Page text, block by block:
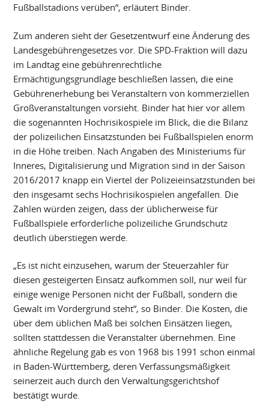
Fußballstadions verüben“, erläutert Binder.
Zum anderen sieht der Gesetzentwurf eine Änderung des
Landesgebührengesetzes vor. Die SPD-Fraktion will dazu
im Landtag eine gebührenrechtliche
Ermächtigungsgrundlage beschließen lassen, die eine
Gebührenerhebung bei Veranstaltern von kommerziellen
Großveranstaltungen vorsieht. Binder hat hier vor allem
die sogenannten Hochrisikospiele im Blick, die die Bilanz
der polizeilichen Einsatzstunden bei Fußballspielen enorm
in die Höhe treiben. Nach Angaben des Ministeriums für
Inneres, Digitalisierung und Migration sind in der Saison
2016/2017 knapp ein Viertel der Polizeieinsatzstunden bei
den insgesamt sechs Hochrisikospielen angefallen. Die
Zahlen würden zeigen, dass der üblicherweise für
Fußballspiele erforderliche polizeiliche Grundschutz
deutlich überstiegen werde.
„Es ist nicht einzusehen, warum der Steuerzahler für
diesen gesteigerten Einsatz aufkommen soll, nur weil für
einige wenige Personen nicht der Fußball, sondern die
Gewalt im Vordergrund steht“, so Binder. Die Kosten, die
über dem üblichen Maß bei solchen Einsätzen liegen,
sollten stattdessen die Veranstalter übernehmen. Eine
ähnliche Regelung gab es von 1968 bis 1991 schon einmal
in Baden-Württemberg, deren Verfassungsmäßigkeit
seinerzeit auch durch den Verwaltungsgerichtshof
bestätigt wurde.